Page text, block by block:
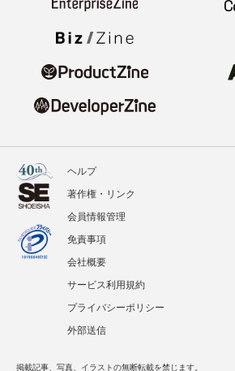
ヘルプ
著作権・リンク
会員情報管理
免責事項
会社概要
サービス利用規約
プライバシーポリシー
外部送信
掲載記事、写真、イラストの無断転載を禁じます。